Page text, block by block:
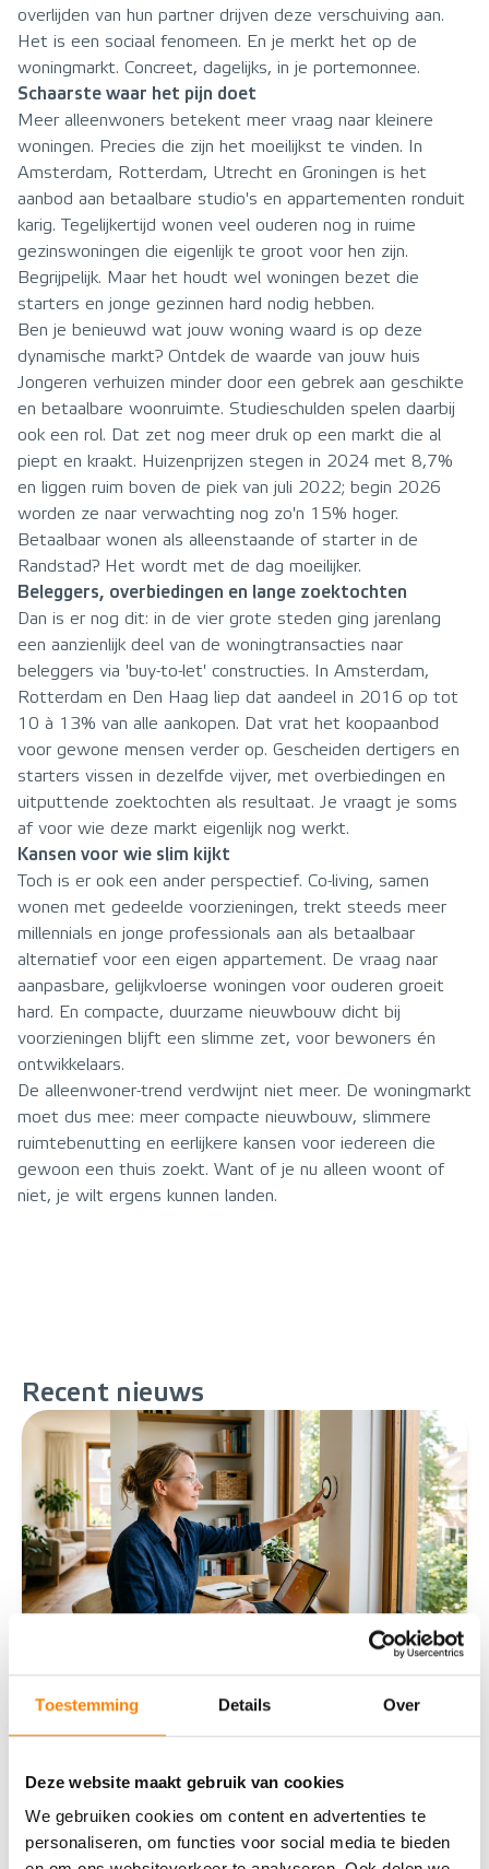
Toestemming Details Over
Deze website maakt gebruik van cookies
We gebruiken cookies om content en advertenties te
personaliseren, om functies voor social media te bieden
overlijden van hun partner drijven deze verschuiving aan.
Het is een sociaal fenomeen. En je merkt het op de
woningmarkt. Concreet, dagelijks, in je portemonnee.
Schaarste waar het pijn doet
Meer alleenwoners betekent meer vraag naar kleinere
woningen. Precies die zijn het moeilijkst te vinden. In
Amsterdam, Rotterdam, Utrecht en Groningen is het
aanbod aan betaalbare studio's en appartementen ronduit
karig. Tegelijkertijd wonen veel ouderen nog in ruime
gezinswoningen die eigenlijk te groot voor hen zijn.
Begrijpelijk. Maar het houdt wel woningen bezet die
starters en jonge gezinnen hard nodig hebben.
Ben je benieuwd wat jouw woning waard is op deze
dynamische markt? Ontdek de waarde van jouw huis
Jongeren verhuizen minder door een gebrek aan geschikte
en betaalbare woonruimte. Studieschulden spelen daarbij
ook een rol. Dat zet nog meer druk op een markt die al
piept en kraakt. Huizenprijzen stegen in 2024 met 8,7%
en liggen ruim boven de piek van juli 2022; begin 2026
worden ze naar verwachting nog zo'n 15% hoger.
Betaalbaar wonen als alleenstaande of starter in de
Randstad? Het wordt met de dag moeilijker.
Beleggers, overbiedingen en lange zoektochten
Dan is er nog dit: in de vier grote steden ging jarenlang
een aanzienlijk deel van de woningtransacties naar
beleggers via 'buy-to-let' constructies. In Amsterdam,
Rotterdam en Den Haag liep dat aandeel in 2016 op tot
10 à 13% van alle aankopen. Dat vrat het koopaanbod
voor gewone mensen verder op. Gescheiden dertigers en
starters vissen in dezelfde vijver, met overbiedingen en
uitputtende zoektochten als resultaat. Je vraagt je soms
af voor wie deze markt eigenlijk nog werkt.
Kansen voor wie slim kijkt
Toch is er ook een ander perspectief. Co-living, samen
wonen met gedeelde voorzieningen, trekt steeds meer
millennials en jonge professionals aan als betaalbaar
alternatief voor een eigen appartement. De vraag naar
aanpasbare, gelijkvloerse woningen voor ouderen groeit
hard. En compacte, duurzame nieuwbouw dicht bij
voorzieningen blijft een slimme zet, voor bewoners én
ontwikkelaars.
De alleenwoner-trend verdwijnt niet meer. De woningmarkt
moet dus mee: meer compacte nieuwbouw, slimmere
ruimtebenutting en eerlijkere kansen voor iedereen die
gewoon een thuis zoekt. Want of je nu alleen woont of
niet, je wilt ergens kunnen landen.
Recent nieuws
Slimme technologie: wat levert een
smart home je op?
Wat is een smart home precies?Een smart home is
een woning waarin apparaten en systemen met
elkaar zijn verbonden via internet. Je bedient ze op
afsta